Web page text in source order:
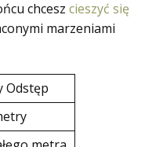
chcesz cieszyć się
marzeniami
Odstęp